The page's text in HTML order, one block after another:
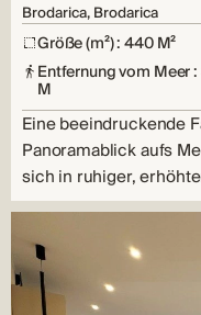
Brodarica, Brodarica
Größe (m²) : 440 M²
Entfernung vom Meer
M
Eine beeindruckende
Panoramablick aufs
sich in ruhiger,